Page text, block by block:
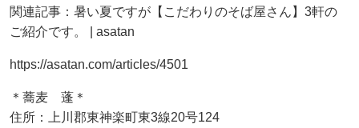
関連記事：暑い夏ですが【こだわりのそば屋さん】3軒の
ご紹介です。 | asatan
https://asatan.com/articles/4501
＊蕎麦 蓬＊
住所：上川郡東神楽町東3線20号124